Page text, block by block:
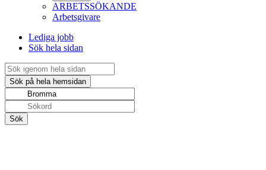
ARBETSSÖKANDE
Arbetsgivare
Lediga jobb
Sök hela sidan